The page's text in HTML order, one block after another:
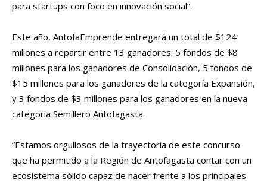
para startups con foco en innovación social”.
Este año, AntofaEmprende entregará un total de $124
millones a repartir entre 13 ganadores: 5 fondos de $8
millones para los ganadores de Consolidación, 5 fondos de
$15 millones para los ganadores de la categoría Expansión,
y 3 fondos de $3 millones para los ganadores en la nueva
categoría Semillero Antofagasta.
“Estamos orgullosos de la trayectoria de este concurso
que ha permitido a la Región de Antofagasta contar con un
ecosistema sólido capaz de hacer frente a los principales